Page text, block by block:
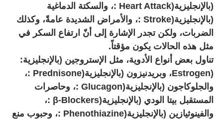
(بالإنجليزية: Heart Attack)، والسكتة الدماغية
(بالإنجليزية: Stroke)، والأمراض الشديدة عامةً، وكذلك
الضربات، ولكن تجدر الإشارة إلى أنّ ارتفاع السكر في
مثل هذه الحالات يكون مؤقتاً.
تناول بعض أنواع الأدوية، مثل الإستروجين (بالإنجليزية:
Estrogen)، وبريدنيزون (بالإنجليزية: Prednisone)،
والجلوكاجون (بالإنجليزية: Glucagon)، وحاصرات
المستقبل بيتا الودي (بالإنجليزية: β-Blockers)،
والفينوثيازين (بالإنجليزية: Phenothiazine)، وحبوب منع